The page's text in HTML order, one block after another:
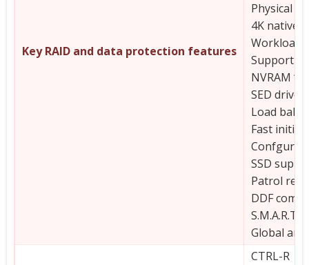
Key RAID and data protection features
Physical
4K native
Workload
Support
NVRAM
SED drive
Load
Fast
SSD
Patrol
DDF
S.M.A.R.T.
Global
CTRL-R